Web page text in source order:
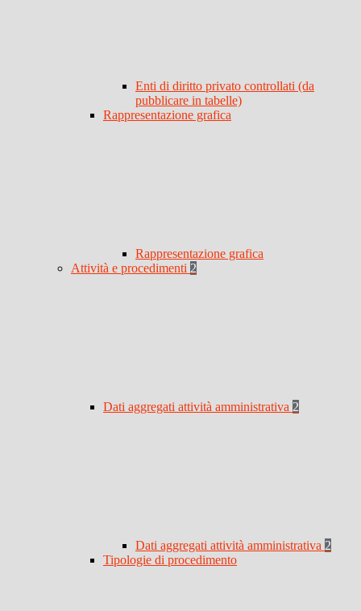
Enti di diritto privato controllati (da
pubblicare in tabelle)
Rappresentazione grafica
Rappresentazione grafica
Attività e procedimenti 2
Dati aggregati attività amministrativa 2
Dati aggregati attività amministrativa 2
Tipologie di procedimento